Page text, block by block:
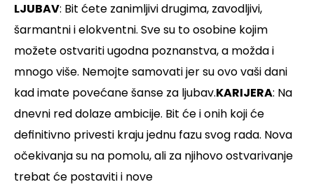
LJUBAV: Bit ćete zanimljivi drugima, zavodljivi,
šarmantni i elokventni. Sve su to osobine kojim
možete ostvariti ugodna poznanstva, a možda i
mnogo više. Nemojte samovati jer su ovo vaši dani
kad imate povećane šanse za ljubav.KARIJERA: Na
dnevni red dolaze ambicije. Bit će i onih koji će
definitivno privesti kraju jednu fazu svog rada. Nova
očekivanja su na pomolu, ali za njihovo ostvarivanje
trebat će postaviti i nove